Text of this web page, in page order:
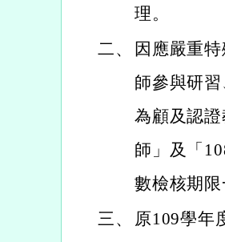
理。
二、
因應嚴重
師參與研
為顧及認
師」及「
數檢核期限
三、
原109學年